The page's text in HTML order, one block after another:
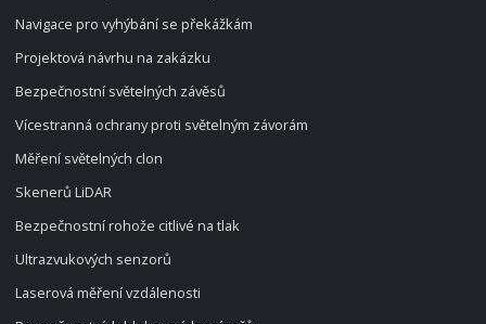
Navigace pro vyhýbání se překážkám
Projektová návrhu na zakázku
Bezpečnostní světelných závěsů
Vícestranná ochrany proti světelným závorám
Měření světelných clon
Skenerů LiDAR
Bezpečnostní rohože citlivé na tlak
Ultrazvukových senzorů
Laserová měření vzdálenosti